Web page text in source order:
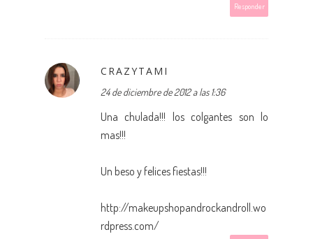
Responder
CRAZYTAMI
24 de diciembre de 2012 a las 1:36
Una chulada!!! los colgantes son lo
mas!!!
Un beso y felices fiestas!!!
http://makeupshopandrockandroll.wo
rdpress.com/